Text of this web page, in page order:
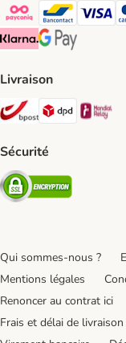
Payconiq Payment
bancontact
Visa
Klarna Payment Method
Google Pay
Livraison
Bpost Shipping
DPD
Sécurité
Security
Qui sommes-nous ?
Mentions légales
Renoncer au contrat ici
Frais et délai de livraison